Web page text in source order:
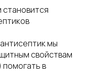
становится
мы
свойствам
в